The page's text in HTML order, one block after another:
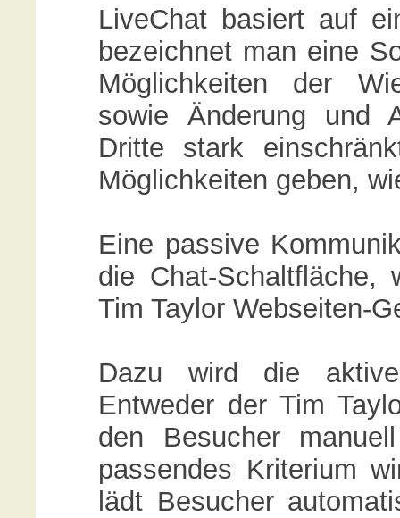
LiveChat basiert auf
bezeichnet man eine
Möglichkeiten der
sowie Änderung und
Dritte stark
Möglichkeiten geben,
Eine passive
die Chat-
Tim Taylor Webseiten-
Dazu wird die aktive
Entweder der Tim
den Besucher
passendes Kriterium
lädt Besucher